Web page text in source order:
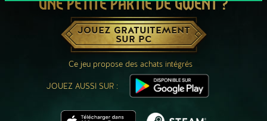
UNE PETITE PARTIE DE GWENT ?
JOUEZ GRATUITEMENT
SUR PC
Ce jeu propose des achats intégrés
JOUEZ AUSSI SUR :